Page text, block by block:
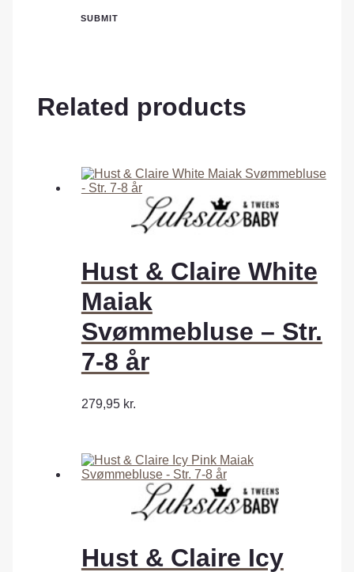
Related products
Hust & Claire White
Maiak
Svømmebluse – Str.
7-8 år
279,95 kr.
Hust & Claire Icy